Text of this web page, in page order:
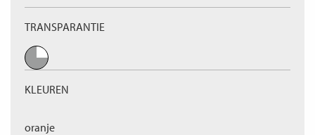
TRANSPARANTIE
KLEUREN
oranje